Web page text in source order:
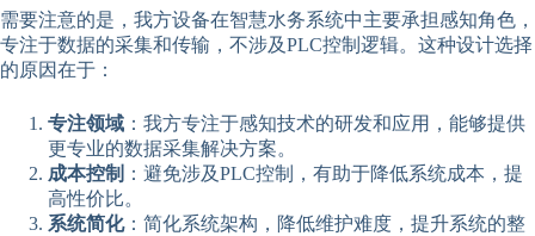
需要注意的是，我方设备在智慧水务系统中主要承担感知角色，
专注于数据的采集和传输，不涉及PLC控制逻辑。这种设计选择
的原因在于：
专注领域 ：我方专注于感知技术的研发和应用，能够提供
更专业的数据采集解决方案。
成本控制 ：避免涉及PLC控制，有助于降低系统成本，提
高性价比。
系统简化：简化系统架构，降低维护难度，提升系统的整